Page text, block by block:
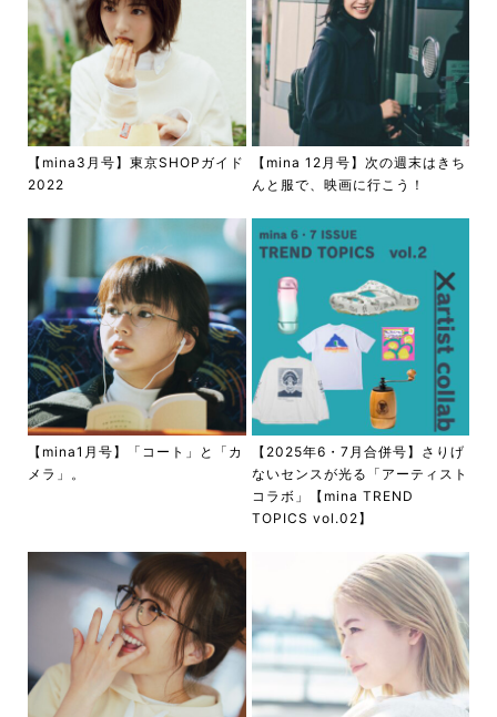
【mina3月号】東京SHOPガイド
2022
【mina 12月号】次の週末はきち
んと服で、映画に行こう！
【mina1月号】「コート」と「カ
メラ」。
【2025年6・7月合併号】さりげ
ないセンスが光る「アーティスト
コラボ」【mina TREND
TOPICS vol.02】